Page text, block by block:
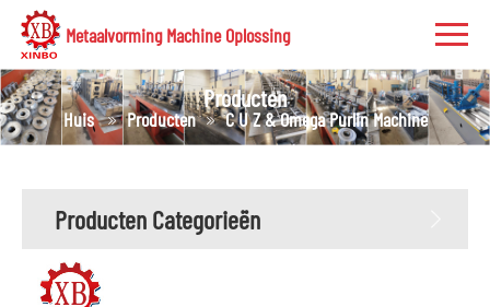
Metaalvorming Machine Oplossing
Producten
Huis Producten C U Z & Omega Purlin Machine
Producten Categorieën